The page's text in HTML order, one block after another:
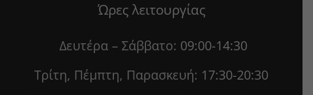
Ώρες λειτουργίας
Δευτέρα – Σάββατο: 09:00-14:30
Τρίτη, Πέμπτη, Παρασκευή: 17:30-20:30